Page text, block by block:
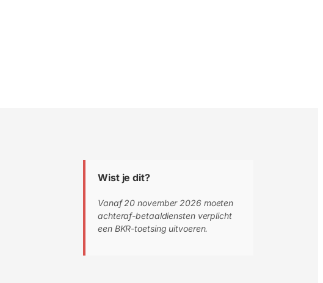
Wist je dit?
Vanaf 20 november 2026 moeten
achteraf-betaaldiensten verplicht
een BKR-toetsing uitvoeren.